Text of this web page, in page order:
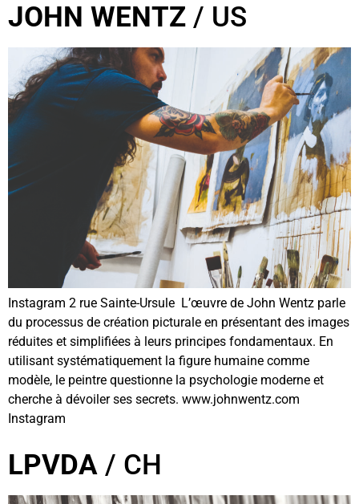
JOHN WENTZ / US
Instagram 2 rue Sainte-Ursule L’œuvre de John Wentz parle
du processus de création picturale en présentant des images
réduites et simplifiées à leurs principes fondamentaux. En
utilisant systématiquement la figure humaine comme
modèle, le peintre questionne la psychologie moderne et
cherche à dévoiler ses secrets. www.johnwentz.com
Instagram
LPVDA / CH